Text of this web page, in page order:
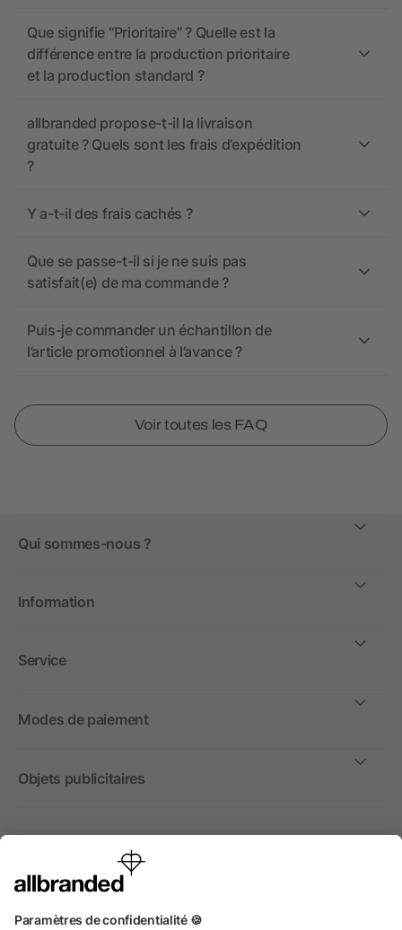
Que signifie “Prioritaire” ? Quelle est la
différence entre la production prioritaire
et la production standard ?
allbranded propose-t-il la livraison
gratuite ? Quels sont les frais d’expédition
?
Y a-t-il des frais cachés ?
Que se passe-t-il si je ne suis pas
satisfait(e) de ma commande ?
Puis-je commander un échantillon de
l’article promotionnel à l’avance ?
Voir toutes les FAQ
Qui sommes-nous ?
Information
Service
Modes de paiement
Objets publicitaires
International